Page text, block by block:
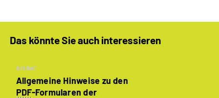
Das könnte Sie auch interessieren
Artikel
Allgemeine Hinweise zu den
PDF-Formularen der